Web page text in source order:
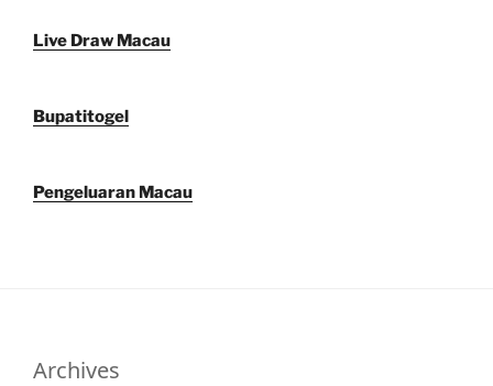
Live Draw Macau
Bupatitogel
Pengeluaran Macau
Archives